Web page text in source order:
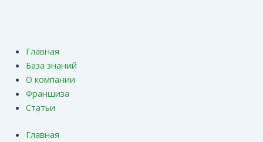
Главная
База знаний
О компании
Франшиза
Статьи
Главная